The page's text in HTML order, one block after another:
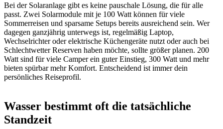
Bei der Solaranlage gibt es keine pauschale Lösung, die für alle
passt. Zwei Solarmodule mit je 100 Watt können für viele
Sommerreisen und sparsame Setups bereits ausreichend sein. Wer
dagegen ganzjährig unterwegs ist, regelmäßig Laptop,
Wechselrichter oder elektrische Küchengeräte nutzt oder auch bei
Schlechtwetter Reserven haben möchte, sollte größer planen. 200
Watt sind für viele Camper ein guter Einstieg, 300 Watt und mehr
bieten spürbar mehr Komfort. Entscheidend ist immer dein
persönliches Reiseprofil.
Wasser bestimmt oft die tatsächliche
Standzeit